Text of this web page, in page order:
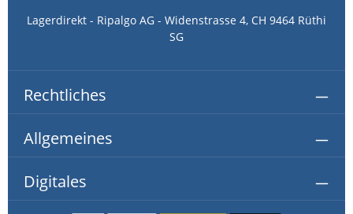
Lagerdirekt - Ripalgo AG - Widenstrasse 4, CH 9464 Rüthi
SG
Rechtliches
Allgemeines
Digitales